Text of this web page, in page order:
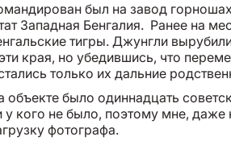
был на завод
Западная Бенгалия. Ранее на
тигры. Джунгли
края, но убедившись, что
только их дальние
объекте было одиннадцать
у кого не было, поэтому мне, даже
фотографа.